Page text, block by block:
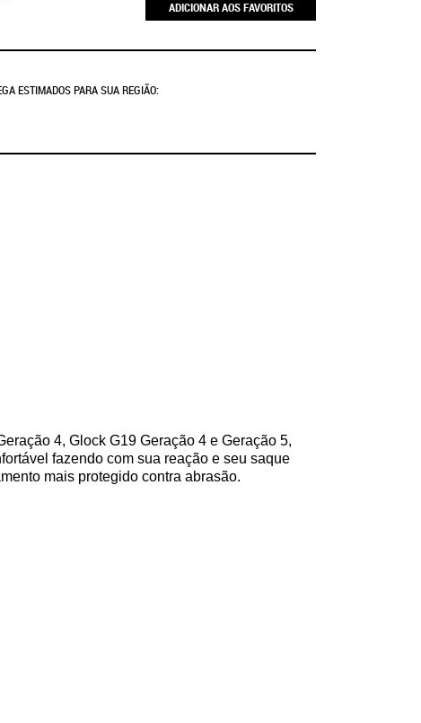
ADICIONAR AOS FAVORITOS
ESTIMADOS PARA SUA REGIÃO:
4, Glock G19 Geração 4 e Geração 5,
fazendo com sua reação e seu saque
mais protegido contra abrasão.